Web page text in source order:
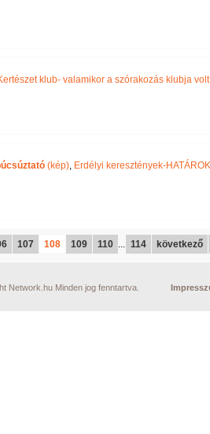
klub- valamikor a szórakozás klubja
(kép), Erdélyi keresztények-
107 108 109 110 ... 114 következő
Network.hu Minden jog fenntartva.